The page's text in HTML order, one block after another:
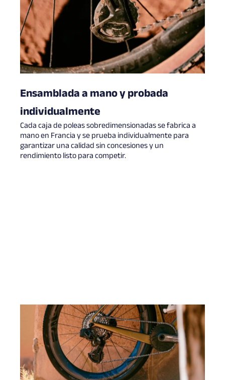
Ensamblada a mano y probada
individualmente
Cada caja de poleas sobredimensionadas se fabrica a
mano en Francia y se prueba individualmente para
garantizar una calidad sin concesiones y un
rendimiento listo para competir.